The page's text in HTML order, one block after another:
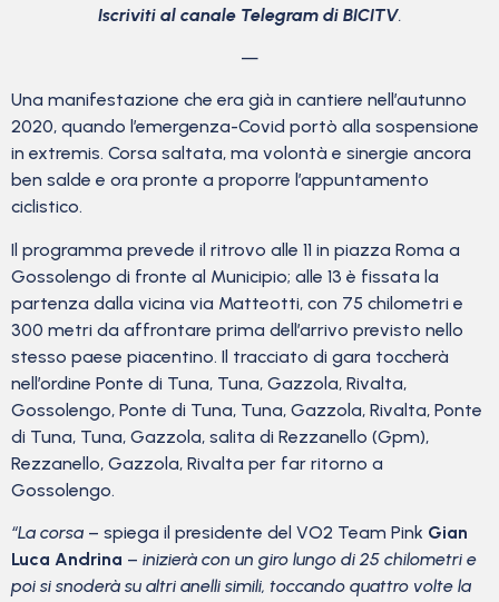
Iscriviti al canale Telegram di BICITV.
—
Una manifestazione che era già in cantiere nell’autunno
2020, quando l’emergenza-Covid portò alla sospensione
in extremis. Corsa saltata, ma volontà e sinergie ancora
ben salde e ora pronte a proporre l’appuntamento
ciclistico.
Il programma prevede il ritrovo alle 11 in piazza Roma a
Gossolengo di fronte al Municipio; alle 13 è fissata la
partenza dalla vicina via Matteotti, con 75 chilometri e
300 metri da affrontare prima dell’arrivo previsto nello
stesso paese piacentino. Il tracciato di gara toccherà
nell’ordine Ponte di Tuna, Tuna, Gazzola, Rivalta,
Gossolengo, Ponte di Tuna, Tuna, Gazzola, Rivalta, Ponte
di Tuna, Tuna, Gazzola, salita di Rezzanello (Gpm),
Rezzanello, Gazzola, Rivalta per far ritorno a
Gossolengo.
“La corsa – spiega il presidente del VO2 Team Pink Gian
Luca Andrina – inizierà con un giro lungo di 25 chilometri e
poi si snoderà su altri anelli simili, toccando quattro volte la